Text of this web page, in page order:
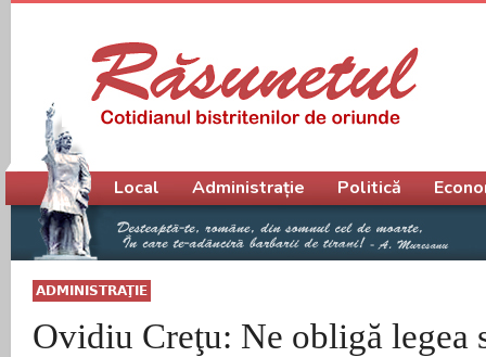
ADMINISTRAŢIE
Ovidiu Creţu: Ne obligă legea
Meniu principal
Local Administrație Politică